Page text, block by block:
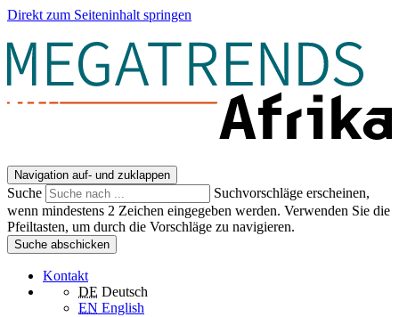
Direkt zum Seiteninhalt springen
Navigation auf- und zuklappen
Suche
Suchvorschläge erscheinen,
wenn mindestens 2 Zeichen eingegeben werden. Verwenden Sie die
Pfeiltasten, um durch die Vorschläge zu navigieren.
Suche abschicken
Kontakt
DE Deutsch
EN English